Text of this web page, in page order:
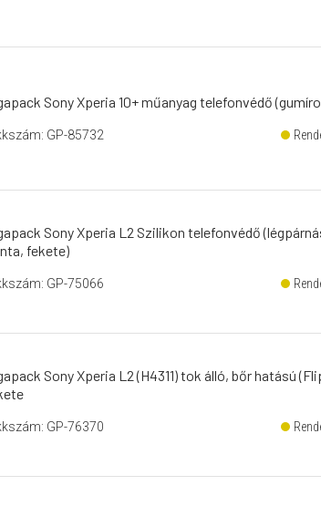
Sony Xperia 10+ műanyag telefonvédő
GP-85732
Sony Xperia L2 Szilikon telefonvédő
fekete)
GP-75066
Sony Xperia L2 (H4311) tok álló, bőr hatású
GP-76370